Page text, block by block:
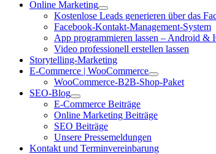
Online Marketing
Kostenlose Leads generieren über das
Facebook-Kontakt-Management-System
App programmieren lassen – Android &
Video professionell erstellen lassen
Storytelling-Marketing
E-Commerce | WooCommerce
WooCommerce-B2B-Shop-Paket
SEO-Blog
E-Commerce Beiträge
Online Marketing Beiträge
SEO Beiträge
Unsere Pressemeldungen
Kontakt und Terminvereinbarung